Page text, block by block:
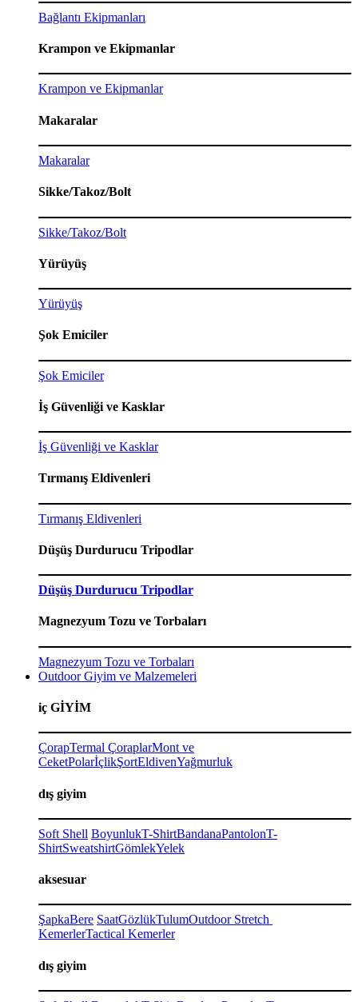
Bağlantı Ekipmanları
Krampon ve Ekipmanlar
Krampon ve Ekipmanlar
Makaralar
Makaralar
Sikke/Takoz/Bolt
Sikke/Takoz/Bolt
Yürüyüş
Yürüyüş
Şok Emiciler
Şok Emiciler
İş Güvenliği ve Kasklar
İş Güvenliği ve Kasklar
Tırmanış Eldivenleri
Tırmanış Eldivenleri
Düşüş Durdurucu Tripodlar
Düşüş Durdurucu Tripodlar
Magnezyum Tozu ve Torbaları
Magnezyum Tozu ve Torbaları
Outdoor Giyim ve Malzemeleri
iç GİYİM
ÇorapTermal ÇoraplarMont ve
CeketPolarİçlikŞortEldivenYağmurluk
dış giyim
Soft Shell BoyunlukT-ShirtBandanaPantolonT-
ShirtSweatshirtGömlekYelek
aksesuar
ŞapkaBere SaatGözlükTulumOutdoor Stretch
KemerlerTactical Kemerler
dış giyim